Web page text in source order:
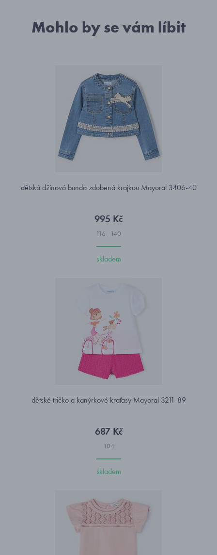
Mohlo by se vám líbit
dětská džínová bunda zdobená krajkou Mayoral 3406-40
995 Kč
116 140
skladem
dětské tričko a kanýrkové kraťasy Mayoral 3211-89
687 Kč
104
skladem